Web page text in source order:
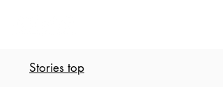
Stories top